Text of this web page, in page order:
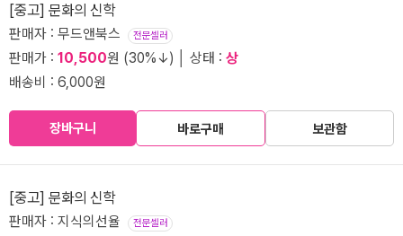
[중고] 문화의 신학
판매자 : 무드앤북스 전문셀러
판매가 : 10,500원 (30%↓) │ 상태 : 상
배송비 : 6,000원
장바구니 바로구매 보관함
[중고] 문화의 신학
판매자 : 지식의선율 전문셀러